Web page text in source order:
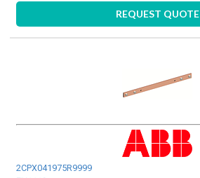
REQUEST QUOTE
2CPX041975R9999